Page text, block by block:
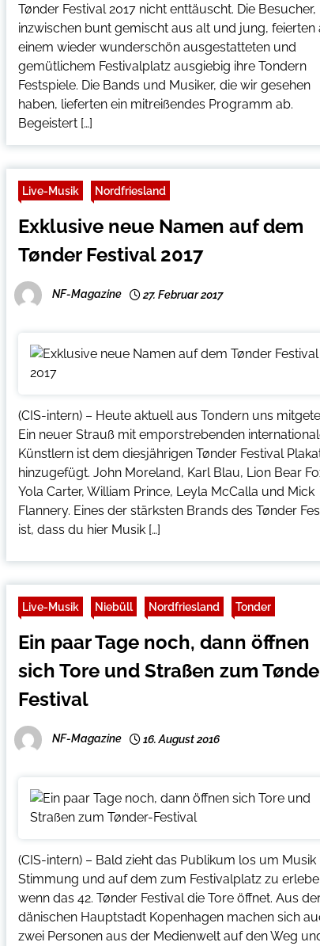
Tønder Festival 2017 nicht enttäuscht. Die Besucher,
inzwischen bunt gemischt aus alt und jung, feierten
einem wieder wunderschön ausgestatteten und
gemütlichem Festivalplatz ausgiebig ihre Tondern
Festspiele. Die Bands und Musiker, die wir gesehen
haben, lieferten ein mitreißendes Programm ab.
Begeistert […]
Live-Musik Nordfriesland
Exklusive neue Namen auf dem
Tønder Festival 2017
NF-Magazine 27. Februar 2017
(CIS-intern) – Heute aktuell aus Tondern uns
Ein neuer Strauß mit emporstrebenden
Künstlern ist dem diesjährigen Tønder Festival
hinzugefügt. John Moreland, Karl Blau, Lion Bear
Yola Carter, William Prince, Leyla McCalla und Mick
Flannery. Eines der stärksten Brands des Tønder
ist, dass du hier Musik […]
Live-Musik Niebüll Nordfriesland Tonder
Ein paar Tage noch, dann öffnen
sich Tore und Straßen zum
Festival
NF-Magazine 16. August 2016
(CIS-intern) – Bald zieht das Publikum los um Musik
Stimmung und auf dem zum Festivalplatz zu
wenn das 42. Tønder Festival die Tore öffnet. Aus
dänischen Hauptstadt Kopenhagen machen sich
zwei Personen aus der Medienwelt auf den Weg